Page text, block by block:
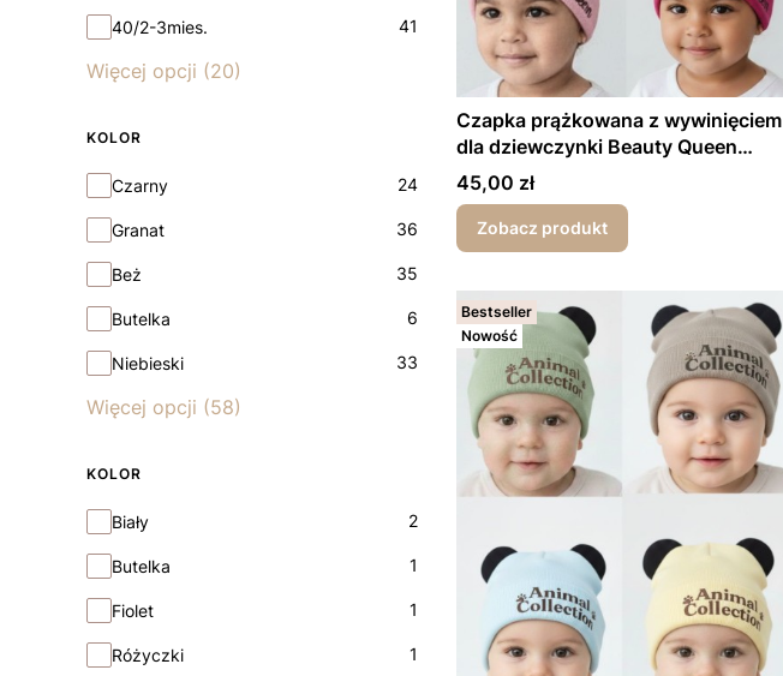
40/2-3mies. 41
Więcej opcji (20)
KOLOR
KolorCzarny 24
Granat 36
Beż 35
Butelka 6
Niebieski 33
Więcej opcji (58)
KOLOR
KolorBiały 2
Butelka 1
Fiolet 1
Różyczki 1
Czapka prążkowana z wywinięciem
dla dziewczynki Beauty Queen
wiosna/jesień
Cena
45,00 zł
Zobacz produkt
Bestseller
Nowość